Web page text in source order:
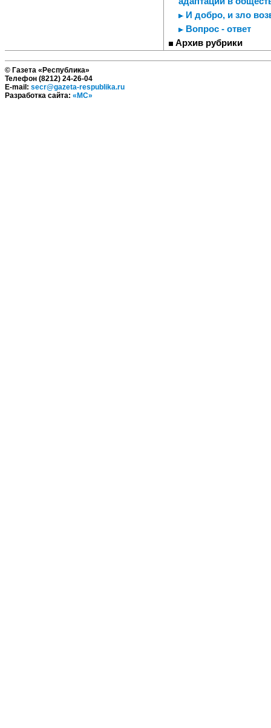
И добро, и зло
Вопрос - ответ
Архив рубрики
© Газета «Республика»
Телефон (8212) 24-26-04
E-mail: secr@gazeta-respublika.ru
Разработка сайта: «МС»